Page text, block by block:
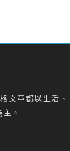
文章都以生活、
。